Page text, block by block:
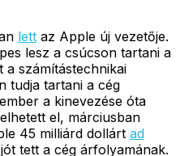
lett az Apple új vezetője.
lesz a csúcson tartani a
számítástechnikai
tudja tartani a cég
a kinevezése óta
el, márciusban
45 milliárd dollárt ad
tett a cég árfolyamának.